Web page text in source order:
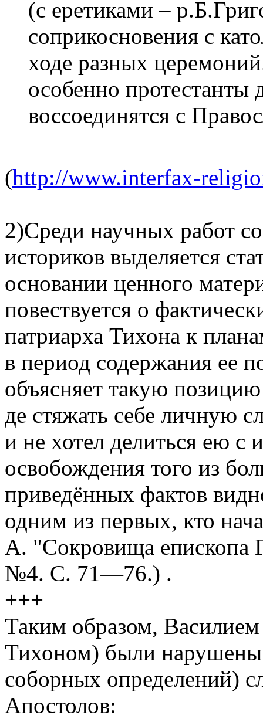
(с еретиками –
соприкосновения с
ходе разных
особенно протестанты
воссоединятся с
(http://www.interfax-
2)Среди научных работ
историков выделяется
основании ценного
повествуется о
патриарха Тихона к
в период содержания ее
объясняет такую
де стяжать себе личную
и не хотел делиться ею с
освобождения того из
приведённых фактов
одним из первых, кто
А. "Сокровища епископа
№4. С. 71—76.) .
+++
Таким образом,
Тихоном) были
соборных определений)
Апостолов: